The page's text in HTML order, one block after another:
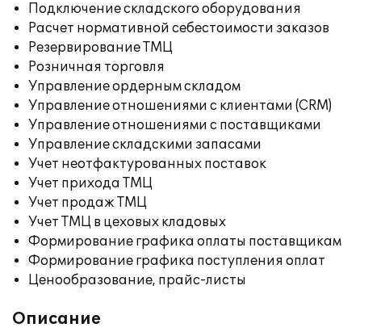
Подключение складского оборудования
Расчет нормативной себестоимости заказов
Резервирование ТМЦ
Розничная торговля
Управление ордерным складом
Управление отношениями с клиентами (CRM)
Управление отношениями с поставщиками
Управление складскими запасами
Учет неотфактурованных поставок
Учет прихода ТМЦ
Учет продаж ТМЦ
Учет ТМЦ в цеховых кладовых
Формирование графика оплаты поставщикам
Формирование графика поступления оплат
Ценообразование, прайс-листы
Описание